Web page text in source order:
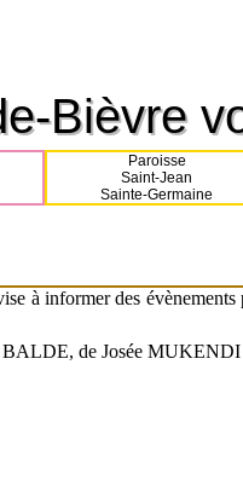
Bièvre
Bièvre
Paroisse
Saint-Jean
Sainte-Germaine
à informer des évènements
BALDE, de Josée